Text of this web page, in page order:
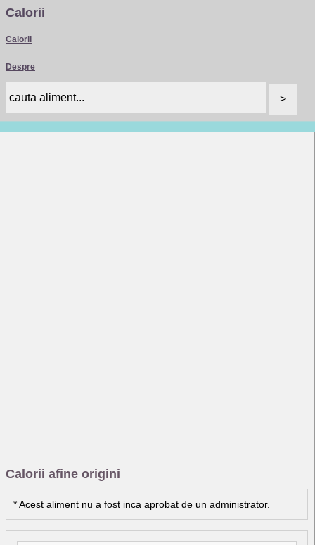
Calorii
Calorii
Despre
Calorii afine origini
* Acest aliment nu a fost inca aprobat de un administrator.